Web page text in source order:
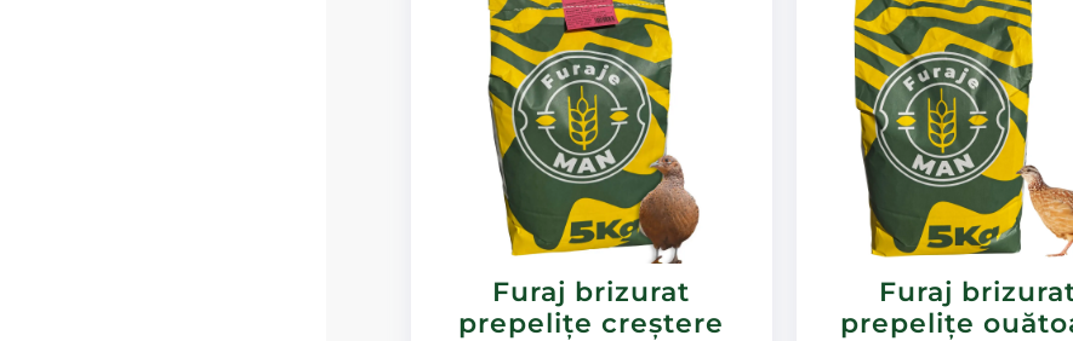
Furaj brizurat
prepelițe creștere
Furaj
prepelițe